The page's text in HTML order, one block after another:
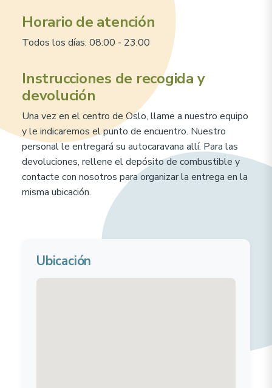
Horario de atención
Todos los días: 08:00 - 23:00
Instrucciones de recogida y
devolución
Una vez en el centro de Oslo, llame a nuestro equipo
y le indicaremos el punto de encuentro. Nuestro
personal le entregará su autocaravana allí. Para las
devoluciones, rellene el depósito de combustible y
contacte con nosotros para organizar la entrega en la
misma ubicación.
Ubicación